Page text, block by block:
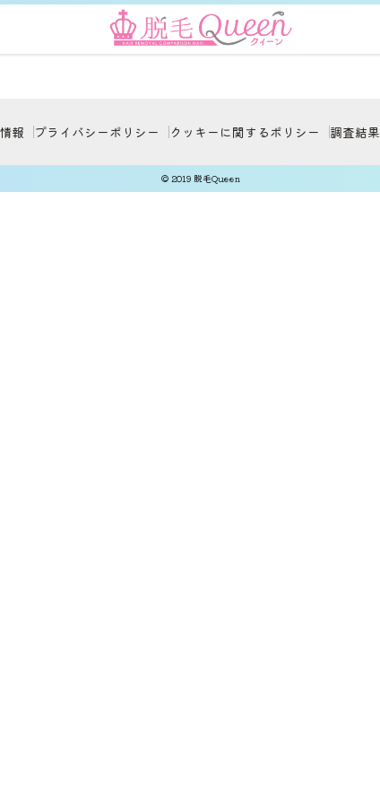
報 プライバシーポリシー クッキーに関するポリシー 調査結果
© 2019 脱毛Queen